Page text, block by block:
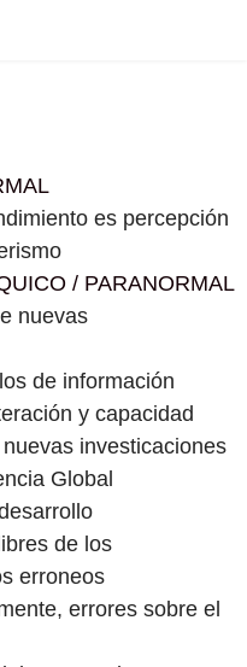
es percepción
/ PARANORMAL
nuevas
de información
y capacidad
investicaciones
Global
de los
erroneos
errores sobre el